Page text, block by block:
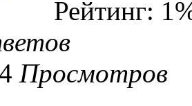
Рейтинг:
Просмотров